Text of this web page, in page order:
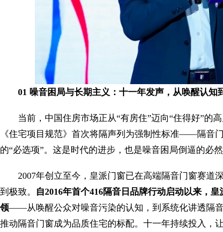
01 噪音困局与长期主义：十一年发声，从唤醒认知
当前，中国住房市场正从“有房住”迈向“住得好”的
《住宅项目规范》首次将隔声列为强制性标准——隔音
的“必选项”。这是时代的进步，也是噪音困局倒逼的必
2007年创立至今，皇派门窗已在高端隔音门窗赛道
到极致。 自2016年首个416隔音日品牌行动启动以来，
领——从唤醒公众对噪音污染的认知，到系统化讲透隔
推动隔音门窗成为品质住宅的标配。十一年持续投入，